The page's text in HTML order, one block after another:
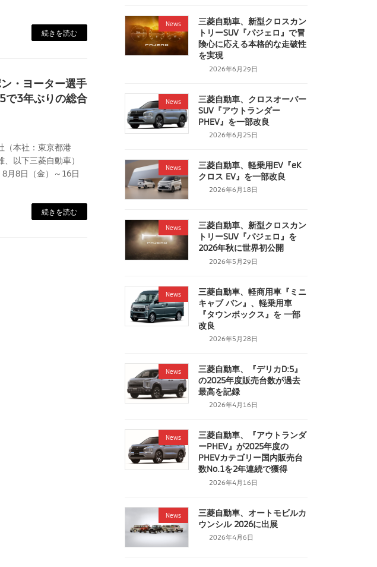
続きを読む
・ヨーター選手
で3年ぶりの総合
（本社：東京都港
以下三菱自動車）
月8日（金）～16日
続きを読む
News
三菱自動車、新型クロスカン
トリーSUV『パジェロ』で冒
険心に応える本格的な走破性
を実現
2026年6月29日
News
三菱自動車、クロスオーバー
SUV『アウトランダー
PHEV』を一部改良
2026年6月25日
News
三菱自動車、軽乗用EV『eK
クロス EV』を一部改良
2026年6月18日
News
三菱自動車、新型クロスカン
トリーSUV『パジェロ』を
2026年秋に世界初公開
2026年5月29日
News
三菱自動車、軽商用車『ミニ
キャブ バン』、軽乗用車
『タウンボックス』を 一部
改良
2026年5月28日
News
三菱自動車、『デリカD:5』
の2025年度販売台数が過去
最高を記録
2026年4月16日
News
三菱自動車、『アウトランダ
ーPHEV』が2025年度の
PHEVカテゴリー国内販売台
数No.1を2年連続で獲得
2026年4月16日
News
三菱自動車、オートモビルカ
ウンシル 2026に出展
2026年4月6日